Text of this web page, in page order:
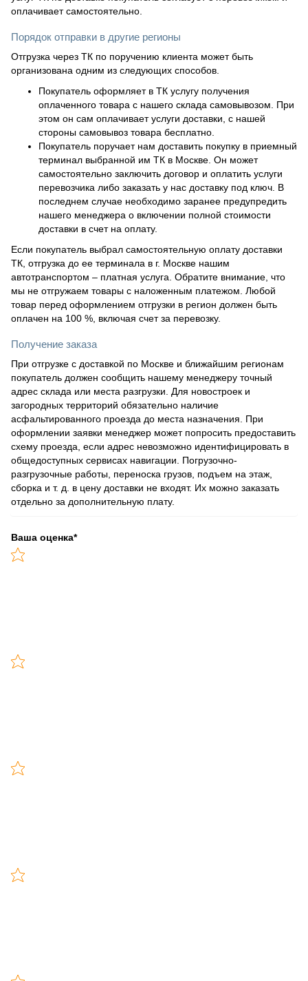
оплачивает самостоятельно.
Порядок отправки в другие регионы
Отгрузка через ТК по поручению клиента может быть
организована одним из следующих способов.
Покупатель оформляет в ТК услугу получения
оплаченного товара с нашего склада самовывозом. При
этом он сам оплачивает услуги доставки, с нашей
стороны самовывоз товара бесплатно.
Покупатель поручает нам доставить покупку в приемный
терминал выбранной им ТК в Москве. Он может
самостоятельно заключить договор и оплатить услуги
перевозчика либо заказать у нас доставку под ключ. В
последнем случае необходимо заранее предупредить
нашего менеджера о включении полной стоимости
доставки в счет на оплату.
Если покупатель выбрал самостоятельную оплату доставки
ТК, отгрузка до ее терминала в г. Москве нашим
автотранспортом – платная услуга. Обратите внимание, что
мы не отгружаем товары с наложенным платежом. Любой
товар перед оформлением отгрузки в регион должен быть
оплачен на 100 %, включая счет за перевозку.
Получение заказа
При отгрузке с доставкой по Москве и ближайшим регионам
покупатель должен сообщить нашему менеджеру точный
адрес склада или места разгрузки. Для новостроек и
загородных территорий обязательно наличие
асфальтированного проезда до места назначения. При
оформлении заявки менеджер может попросить предоставить
схему проезда, если адрес невозможно идентифицировать в
общедоступных сервисах навигации. Погрузочно-
разгрузочные работы, переноска грузов, подъем на этаж,
сборка и т. д. в цену доставки не входят. Их можно заказать
отдельно за дополнительную плату.
Ваша оценка*